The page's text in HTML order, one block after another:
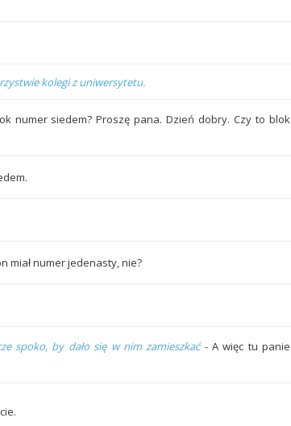
kolegi z uniwersytetu.
numer siedem? Proszę pana. Dzień dobry. Czy to blok
miał numer jedenasty, nie?
spoko, by dało się w nim zamieszkać- A więc tu panie